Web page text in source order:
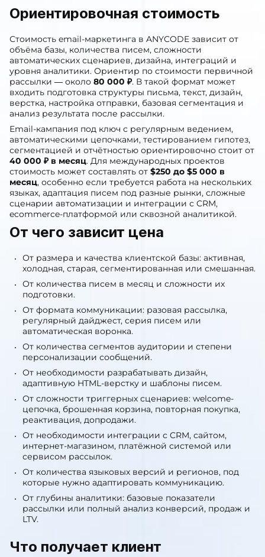
Ориентировочная стоимость
Стоимость email-маркетинга в ANYCODE зависит от
объёма базы, количества писем, сложности
автоматических сценариев, дизайна, интеграций и
уровня аналитики. Ориентир по стоимости первичной
рассылки — около 80 000 ₽. В такой формат может
входить подготовка структуры письма, текст, дизайн,
верстка, настройка отправки, базовая сегментация и
анализ результата после рассылки.
Email-кампания под ключ с регулярным ведением,
автоматическими цепочками, тестированием гипотез,
сегментацией и отчётностью ориентировочно стоит от
40 000 ₽ в месяц. Для международных проектов
стоимость может составлять от $250 до $5 000 в
месяц, особенно если требуется работа на нескольких
языках, адаптация писем под разные рынки, сложные
сценарии автоматизации и интеграции с CRM,
ecommerce-платформой или сквозной аналитикой.
От чего зависит цена
От размера и качества клиентской базы: активная,
холодная, старая, сегментированная или смешанная.
От количества писем в месяц и сложности их
подготовки.
От формата коммуникации: разовая рассылка,
регулярный дайджест, серия писем или
автоматическая воронка.
От количества сегментов аудитории и степени
персонализации сообщений.
От необходимости разрабатывать дизайн,
адаптивную HTML-верстку и шаблоны писем.
От сложности триггерных сценариев: welcome-
цепочка, брошенная корзина, повторная покупка,
реактивация, допродажи.
От необходимости интеграции с CRM, сайтом,
интернет-магазином, платёжной системой или
сервисом рассылок.
От количества языковых версий и регионов, под
которые нужно адаптировать коммуникацию.
От глубины аналитики: базовые показатели
рассылки или полный анализ конверсий, продаж и
LTV.
Что получает клиент